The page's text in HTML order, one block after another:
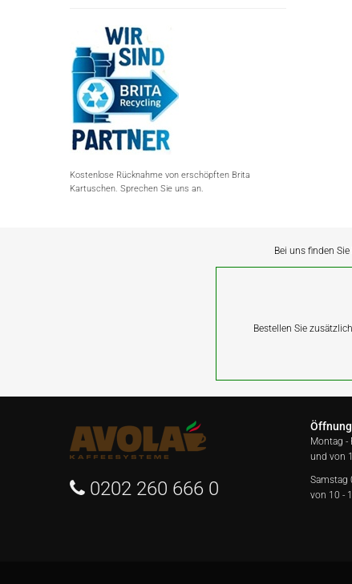
Kostenlose Rücknahme von erschöpften Brita
Kartuschen. Sprechen Sie uns an.
Bei uns finden
Bestellen Sie
0202 260 666 0
Montag -
und von
Samstag
von 10 -